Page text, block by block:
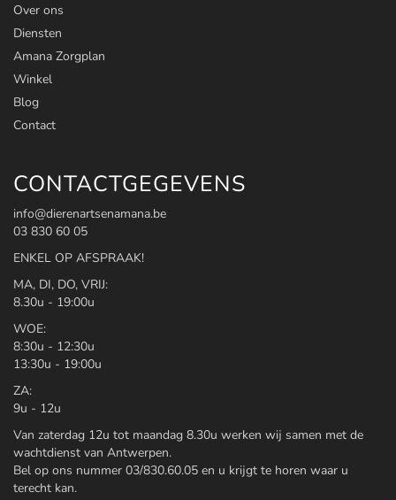
Over ons
Diensten
Amana Zorgplan
Winkel
Blog
Contact
CONTACTGEGEVENS
info@dierenartsenamana.be
03 830 60 05
ENKEL OP AFSPRAAK!
MA, DI, DO, VRIJ:
8.30u - 19:00u
WOE:
8:30u - 12:30u
13:30u - 19:00u
ZA:
9u - 12u
Van zaterdag 12u tot maandag 8.30u werken wij samen met de
wachtdienst van Antwerpen.
Bel op ons nummer 03/830.60.05 en u krijgt te horen waar u
terecht kan.